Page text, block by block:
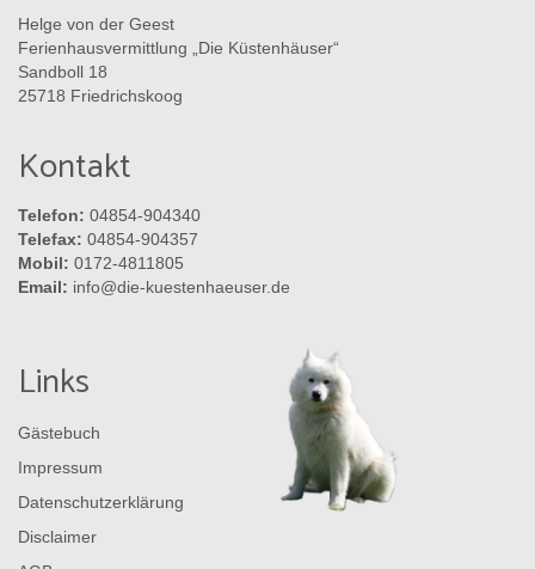
Helge von der Geest
Ferienhausvermittlung „Die Küstenhäuser“
Sandboll 18
25718 Friedrichskoog
Kontakt
Telefon: 04854-904340
Telefax: 04854-904357
Mobil: 0172-4811805
Email: info@die-kuestenhaeuser.de
Links
Gästebuch
Impressum
Datenschutzerklärung
Disclaimer